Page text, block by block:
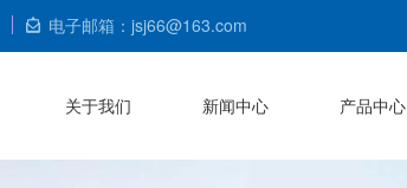
电子邮箱：jsj66@163.com
关于我们 新闻中心 产品中心